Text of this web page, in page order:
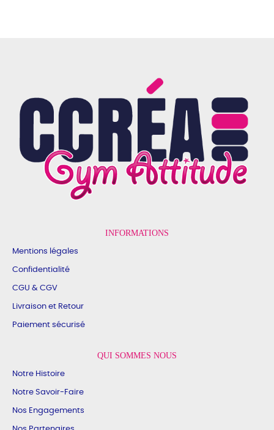
INFORMATIONS
Mentions légales
Confidentialité
CGU & CGV
Livraison et Retour
Paiement sécurisé
QUI SOMMES NOUS
Notre Histoire
Notre Savoir-Faire
Nos Engagements